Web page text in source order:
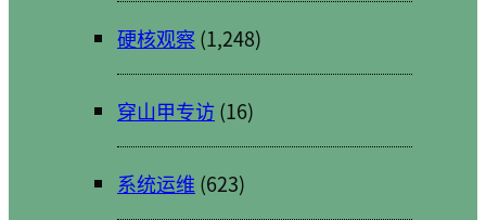
硬核观察 (1,248)
穿山甲专访(16)
系统运维 (623)